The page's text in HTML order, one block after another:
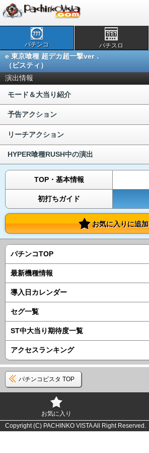
パチンコ パチスロ
e 東京喰種 超デカ超一撃ver．
（ビスティ）
演出情報
モード＆大当り紹介
予告アクション
リーチアクション
HYPER喰種RUSH中の演出
TOP・基本情報
初打ちガイド
お気に入りに追加
パチンコTOP
最新機種情報
導入日カレンダー
セグ一覧
ST中大当り期待度一覧
アクセスランキング
パチンコビスタ TOP
お気に入り
Copyright (C) PACHINKO VISTA All Right Reserved.